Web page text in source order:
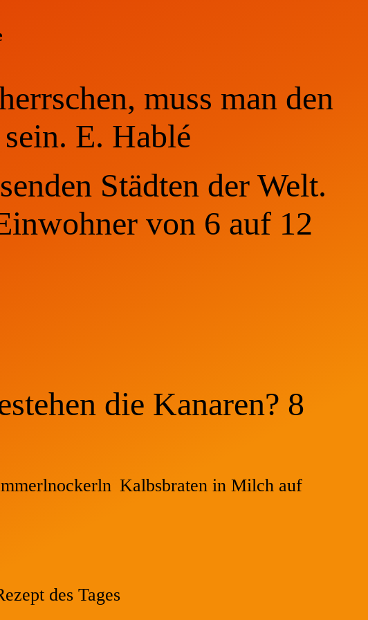
muss man den
E. Hablé
Städten der Welt.
von 6 auf 12
die Kanaren? 8
Kalbsbraten in Milch auf
des Tages